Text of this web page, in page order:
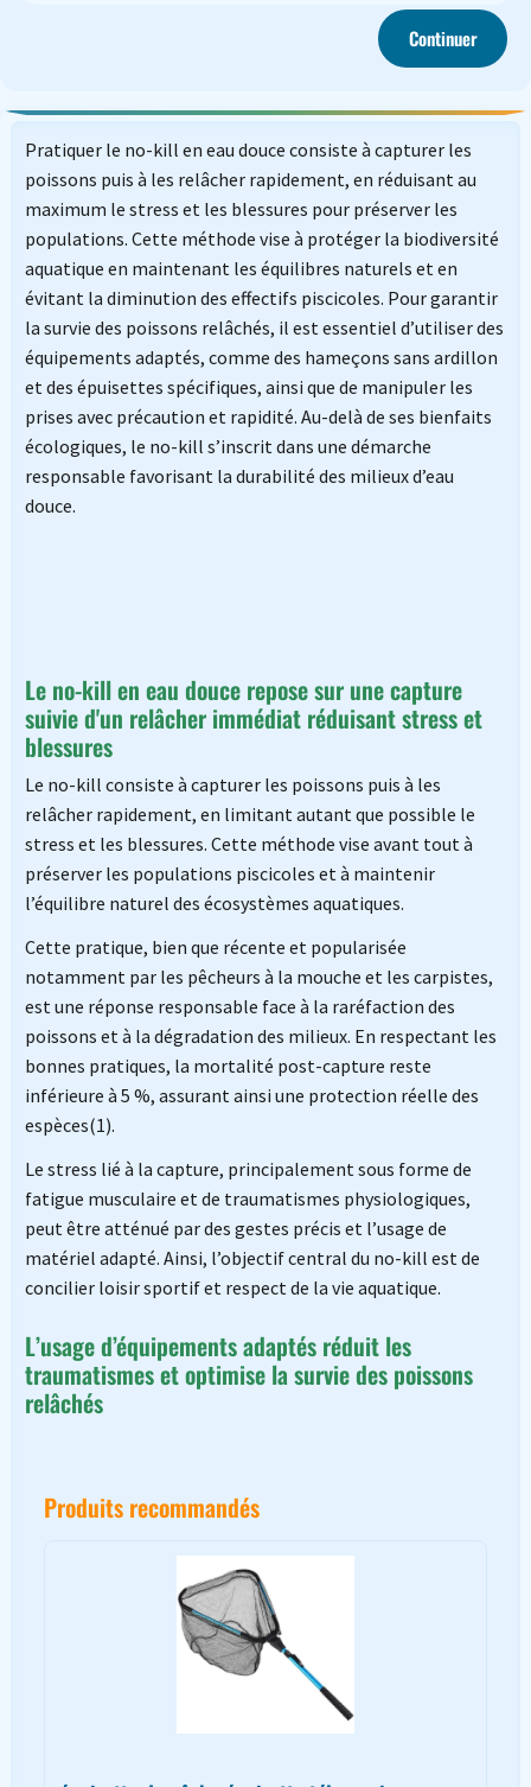
Continuer
Pratiquer le no-kill en eau douce consiste à capturer les
poissons puis à les relâcher rapidement, en réduisant au
maximum le stress et les blessures pour préserver les
populations. Cette méthode vise à protéger la biodiversité
aquatique en maintenant les équilibres naturels et en
évitant la diminution des effectifs piscicoles. Pour garantir
la survie des poissons relâchés, il est essentiel d’utiliser des
équipements adaptés, comme des hameçons sans ardillon
et des épuisettes spécifiques, ainsi que de manipuler les
prises avec précaution et rapidité. Au-delà de ses bienfaits
écologiques, le no-kill s’inscrit dans une démarche
responsable favorisant la durabilité des milieux d’eau
douce.
Le no-kill en eau douce repose sur une capture
suivie d'un relâcher immédiat réduisant stress et
blessures
Le no-kill consiste à capturer les poissons puis à les
relâcher rapidement, en limitant autant que possible le
stress et les blessures. Cette méthode vise avant tout à
préserver les populations piscicoles et à maintenir
l’équilibre naturel des écosystèmes aquatiques.
Cette pratique, bien que récente et popularisée
notamment par les pêcheurs à la mouche et les carpistes,
est une réponse responsable face à la raréfaction des
poissons et à la dégradation des milieux. En respectant les
bonnes pratiques, la mortalité post-capture reste
inférieure à 5 %, assurant ainsi une protection réelle des
espèces(1).
Le stress lié à la capture, principalement sous forme de
fatigue musculaire et de traumatismes physiologiques,
peut être atténué par des gestes précis et l’usage de
matériel adapté. Ainsi, l’objectif central du no-kill est de
concilier loisir sportif et respect de la vie aquatique.
L’usage d’équipements adaptés réduit les
traumatismes et optimise la survie des poissons
relâchés
Produits recommandés